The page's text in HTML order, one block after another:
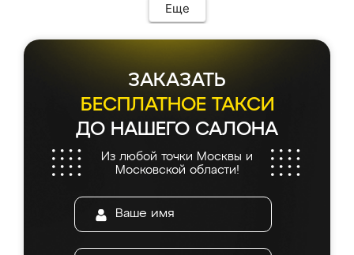
Еще
ЗАКАЗАТЬ
БЕСПЛАТНОЕ ТАКСИ
ДО НАШЕГО САЛОНА
Из любой точки Москвы и
Московской области!